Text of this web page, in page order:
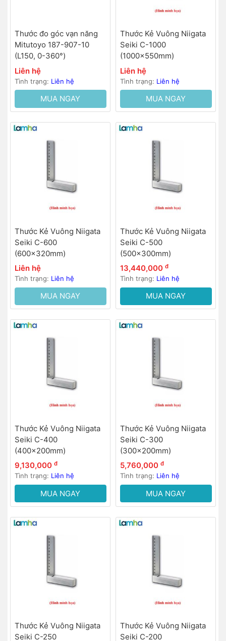
Thước đo góc vạn năng
Mitutoyo 187-907-10
(L150, 0-360°)
Liên hệ
Tình trạng: Liên hệ
MUA NGAY
Thước Kẻ Vuông Niigata
Seiki C-1000
(1000x550mm)
Liên hệ
Tình trạng: Liên hệ
MUA NGAY
Thước Kẻ Vuông Niigata
Seiki C-600
(600x320mm)
Liên hệ
Tình trạng: Liên hệ
MUA NGAY
Thước Kẻ Vuông Niigata
Seiki C-500
(500x300mm)
13,440,000 đ
Tình trạng: Liên hệ
MUA NGAY
Thước Kẻ Vuông Niigata
Seiki C-400
(400x200mm)
9,130,000 đ
Tình trạng: Liên hệ
MUA NGAY
Thước Kẻ Vuông Niigata
Seiki C-300
(300x200mm)
5,760,000 đ
Tình trạng: Liên hệ
MUA NGAY
Thước Kẻ Vuông Niigata
Seiki C-250
Thước Kẻ Vuông Niigata
Seiki C-200